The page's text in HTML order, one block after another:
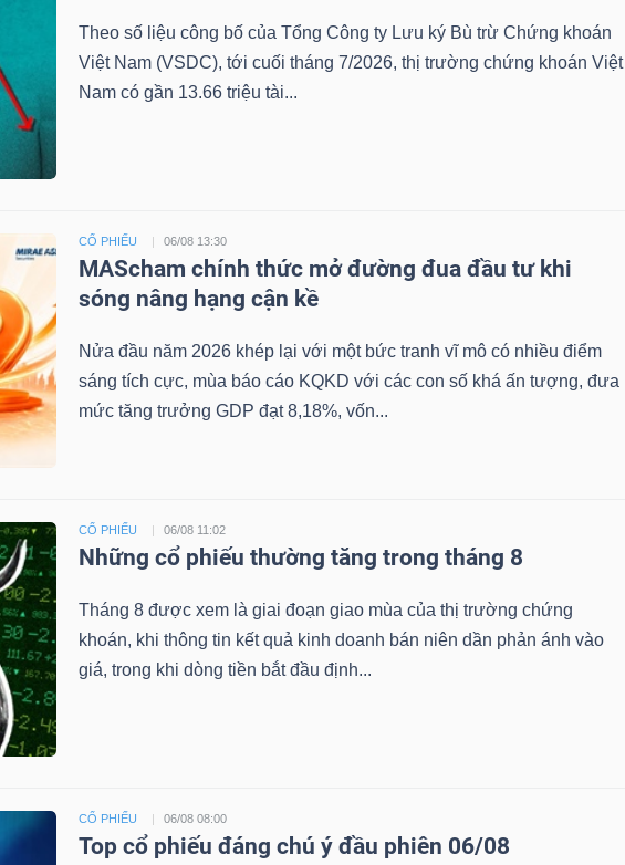
Theo số liệu công bố của Tổng Công ty Lưu ký Bù trừ Chứng khoán
Việt Nam (VSDC), tới cuối tháng 7/2026, thị trường chứng khoán Việt
Nam có gần 13.66 triệu tài...
CỔ PHIẾU 06/08 13:30
MAScham chính thức mở đường đua đầu tư khi
sóng nâng hạng cận kề
Nửa đầu năm 2026 khép lại với một bức tranh vĩ mô có nhiều điểm
sáng tích cực, mùa báo cáo KQKD với các con số khá ấn tượng, đưa
mức tăng trưởng GDP đạt 8,18%, vốn...
CỔ PHIẾU 06/08 11:02
Những cổ phiếu thường tăng trong tháng 8
Tháng 8 được xem là giai đoạn giao mùa của thị trường chứng
khoán, khi thông tin kết quả kinh doanh bán niên dần phản ánh vào
giá, trong khi dòng tiền bắt đầu định...
CỔ PHIẾU 06/08 08:00
Top cổ phiếu đáng chú ý đầu phiên 06/08